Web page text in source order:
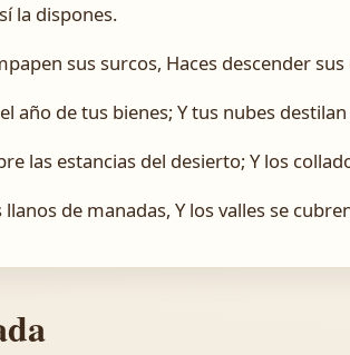
la dispones.
sus surcos, Haces descender
año de tus bienes; Y tus nubes
las estancias del desierto; Y los
llanos de manadas, Y los valles se